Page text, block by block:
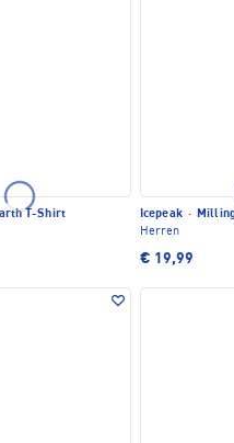
T-Shirt
Icepeak ·
Herren
€ 19,99